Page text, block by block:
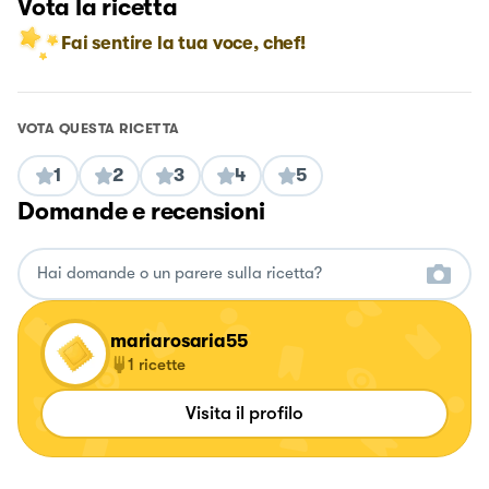
Vota la ricetta
Fai sentire la tua voce, chef!
VOTA QUESTA RICETTA
1 2 3 4 5
Domande e recensioni
mariarosaria55
1 ricette
Visita il profilo